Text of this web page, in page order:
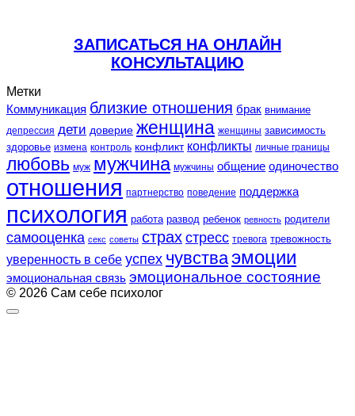
ЗАПИСАТЬСЯ НА ОНЛАЙН
КОНСУЛЬТАЦИЮ
Метки
Коммуникация близкие отношения брак внимание
депрессия дети доверие женщина женщины зависимость
здоровье измена контроль конфликт конфликты личные границы
любовь муж мужчина мужчины общение одиночество
отношения партнерство поведение поддержка
психология работа развод ребенок ревность родители
самооценка секс советы страхстресс тревога тревожность
уверенность в себе успех чувстваэмоции
эмоциональная связь эмоциональное состояние
© 2026 Сам себе психолог